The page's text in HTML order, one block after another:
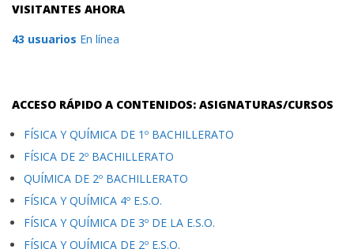
VISITANTES AHORA
43 usuarios En línea
ACCESO RÁPIDO A CONTENIDOS: ASIGNATURAS/CURSOS
FÍSICA Y QUÍMICA DE 1º BACHILLERATO
FÍSICA DE 2º BACHILLERATO
QUÍMICA DE 2º BACHILLERATO
FÍSICA Y QUÍMICA 4º E.S.O.
FÍSICA Y QUÍMICA DE 3º DE LA E.S.O.
FÍSICA Y QUÍMICA DE 2º E.S.O.